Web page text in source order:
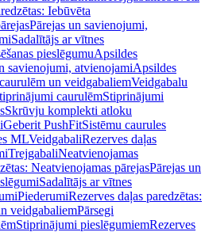
Iebūvēta
Pārejas un savienojumi,
Sadalītājs ar vītnes
pieslēgumuApsildes
savienojumi, atvienojamiApsildes
un veidgabaliemVeidgabalu
caurulēmStiprinājumi
Skrūvju komplekti atloku
Geberit PushFitSistēmu caurules
MLVeidgabaliRezerves daļas
TrejgabaliNeatvienojamas
Neatvienojamas pārejasPārejas un
Sadalītājs ar vītnes
PiederumiRezerves daļas paredzētas:
veidgabaliemPārsegi
Stiprinājumi pieslēgumiemRezerves